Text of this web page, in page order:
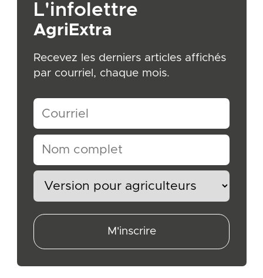
L'infolettre
AgriExtra
Recevez les derniers articles affichés
par courriel, chaque mois.
M'inscrire